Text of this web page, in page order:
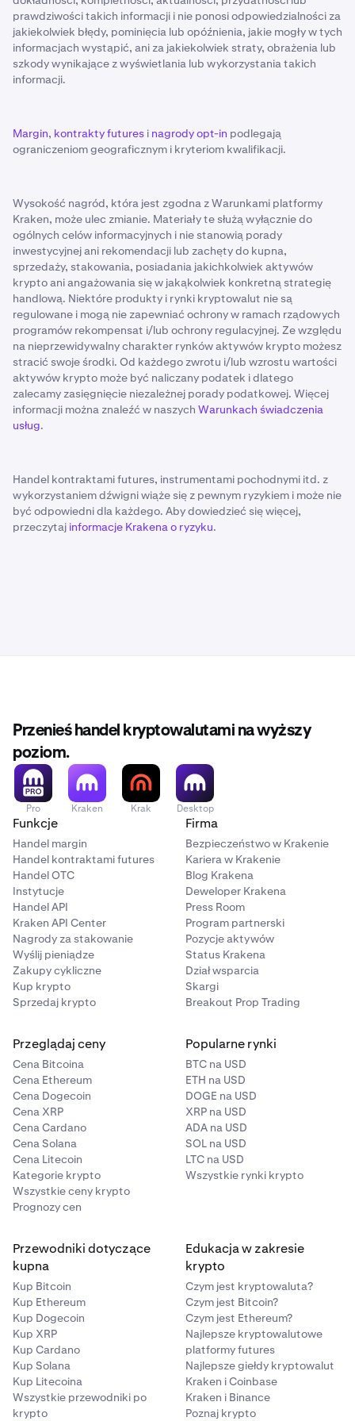
prawdziwości takich informacji i nie ponosi odpowiedzialności za
jakiekolwiek błędy, pominięcia lub opóźnienia, jakie mogły w tych
informacjach wystąpić, ani za jakiekolwiek straty, obrażenia lub
szkody wynikające z wyświetlania lub wykorzystania takich
informacji.
Margin, kontrakty futures i nagrody opt-in podlegają
ograniczeniom geograficznym i kryteriom kwalifikacji.
Wysokość nagród, która jest zgodna z Warunkami platformy
Kraken, może ulec zmianie. Materiały te służą wyłącznie do
ogólnych celów informacyjnych i nie stanowią porady
inwestycyjnej ani rekomendacji lub zachęty do kupna,
sprzedaży, stakowania, posiadania jakichkolwiek aktywów
krypto ani angażowania się w jakąkolwiek konkretną strategię
handlową. Niektóre produkty i rynki kryptowalut nie są
regulowane i mogą nie zapewniać ochrony w ramach rządowych
programów rekompensat i/lub ochrony regulacyjnej. Ze względu
na nieprzewidywalny charakter rynków aktywów krypto możesz
stracić swoje środki. Od każdego zwrotu i/lub wzrostu wartości
aktywów krypto może być naliczany podatek i dlatego
zalecamy zasięgnięcie niezależnej porady podatkowej. Więcej
informacji można znaleźć w naszych Warunkach świadczenia
usług.
Handel kontraktami futures, instrumentami pochodnymi itd. z
wykorzystaniem dźwigni wiąże się z pewnym ryzykiem i może nie
być odpowiedni dla każdego. Aby dowiedzieć się więcej,
przeczytaj informacje Krakena o ryzyku.
Przenieś handel kryptowalutami na wyższy
poziom.
Pro Kraken Krak Desktop
Funkcje
Handel margin
Handel kontraktami futures
Handel OTC
Instytucje
Handel API
Kraken API Center
Nagrody za stakowanie
Wyślij pieniądze
Zakupy cykliczne
Kup krypto
Sprzedaj krypto
Firma
Bezpieczeństwo w Krakenie
Kariera w Krakenie
Blog Krakena
Deweloper Krakena
Press Room
Program partnerski
Pozycje aktywów
Status Krakena
Dział wsparcia
Skargi
Breakout Prop Trading
Przeglądaj ceny
Cena Bitcoina
Cena Ethereum
Cena Dogecoin
Cena XRP
Cena Cardano
Cena Solana
Cena Litecoin
Kategorie krypto
Wszystkie ceny krypto
Prognozy cen
Popularne rynki
BTC na USD
ETH na USD
DOGE na USD
XRP na USD
ADA na USD
SOL na USD
LTC na USD
Wszystkie rynki krypto
Przewodniki dotyczące
kupna
Kup Bitcoin
Kup Ethereum
Kup Dogecoin
Kup XRP
Kup Cardano
Kup Solana
Kup Litecoina
Wszystkie przewodniki po
krypto
Edukacja w zakresie
krypto
Czym jest kryptowaluta?
Czym jest Bitcoin?
Czym jest Ethereum?
Najlepsze kryptowalutowe
platformy futures
Najlepsze giełdy kryptowalut
Kraken i Coinbase
Kraken i Binance
Poznaj krypto